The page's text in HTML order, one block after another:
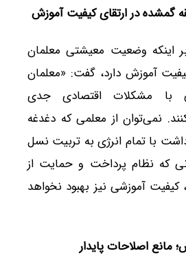
گمشده در ارتقای کیفیت آموزش
اینکه وضعیت معیشتی معلمان
آموزش دارد، گفت: «معلمان
با مشکلات اقتصادی جدی
نمی‌توان از معلمی که دغدغه
با تمام انرژی به تربیت نسل
که نظام پرداخت و حمایت از
آموزشی نیز بهبود نخواهد
مانع اصلاحات پایدار